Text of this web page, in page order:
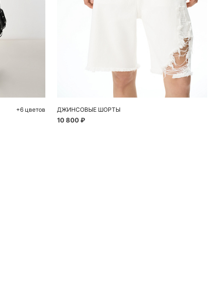
+6 цветов
42 44 48
ДЖИНСОВЫЕ ШОРТЫ
10 800 ₽